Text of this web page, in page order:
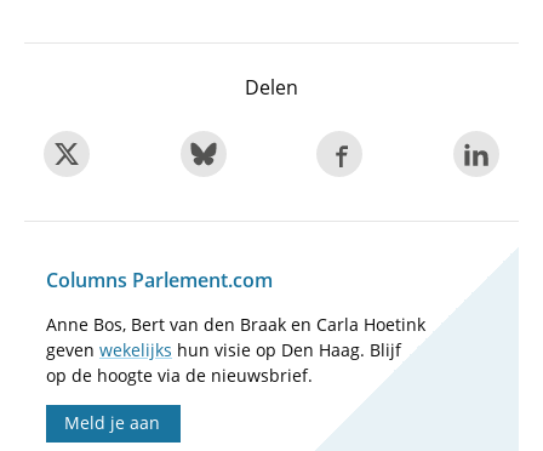
Delen
Columns Parlement.com
Anne Bos, Bert van den Braak en Carla Hoetink
geven wekelijks hun visie op Den Haag. Blijf
op de hoogte via de nieuwsbrief.
Meld je aan